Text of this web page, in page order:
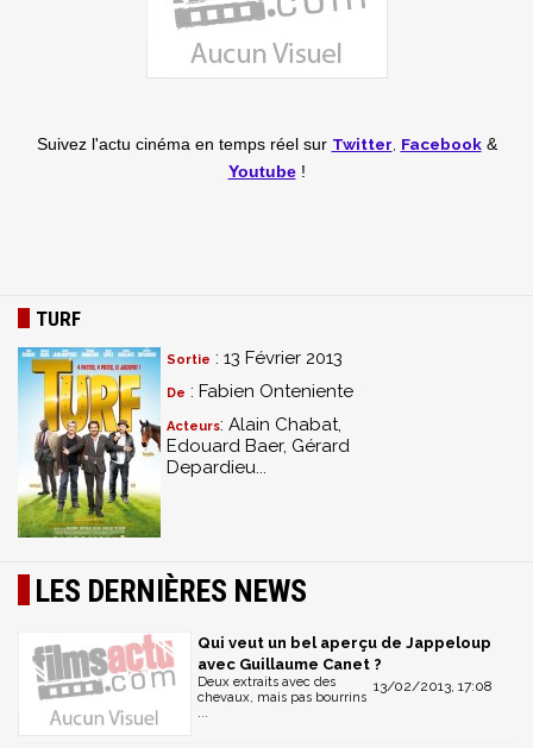
Suivez l'actu cinéma en temps réel sur Twitter Facebook&
Youtube!
TURF
Sortie : 13 Février 2013
De : Fabien Onteniente
Acteurs: Alain Chabat,
Edouard Baer, Gérard
Depardieu...
LES DERNIÈRES NEWS
Qui veut un bel aperçu de Jappeloup
avec Guillaume Canet ?
13/02/2013, 17:08
Deux extraits avec des
chevaux, mais pas bourrins
...